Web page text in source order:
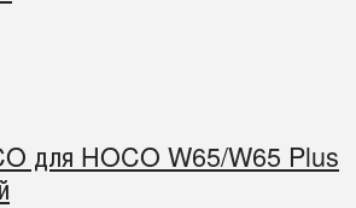
для HOCO W65/W65 Plus